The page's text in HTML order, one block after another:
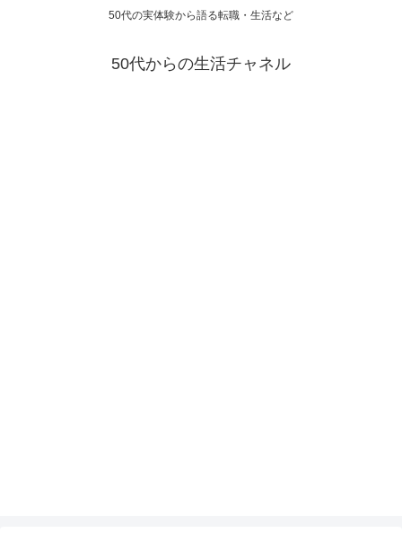
50代の実体験から語る転職・生活など
50代からの生活チャネル